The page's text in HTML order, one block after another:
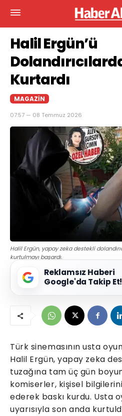
Halil Ergün’ü
Kurtardı
MAGAZIN
07:57 — 08 Temmuz 2026
Halil Ergün, yapay zeka destekli
kurtulmayı başardı.
Reklamsız Haberi
Google'da Takip Et!
Türk sinemasının usta
Halil Ergün, yapay zeka
tuzağına tam üç gün
komiserler, kişisel
ederek baskı kurdu. Usta
uyarısıyla son anda